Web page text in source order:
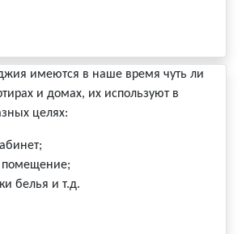
имеются в наше время чуть ли
и домах, их используют в
целях:
помещение;
белья и т.д.